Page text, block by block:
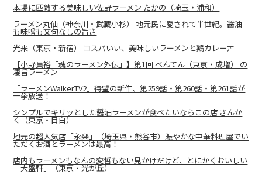
本場に匹敵する美味しい佐野ラーメン たかの（埼玉・浦和）
ラーメン丸仙（神奈川・武蔵小杉） 地元民に愛されて半世紀。醤油
も味噌も文句なしの旨さ
光来（東京・新宿） コスパいい、美味しいラーメンと鶏カレー丼
【小野員裕「魂のラーメン外伝」】第1回 べんてん（東京・成増） の
凄旨ラーメン
「ラーメンWalkerTV2」待望の新作、第259話・第260話・第261話が
一挙放送！
シンプルでキリッとした醤油ラーメンが食べたいならこの店 さんか
く（東京・目白）
地元の超人気店「永楽」（埼玉県・熊谷市）賑やかな中華料理屋でい
ただくお酒とラーメンは最高！
店内もラーメンもなんの変哲もない見かけだけど、とにかくおいしい
「大盛軒」（東京・光が丘）